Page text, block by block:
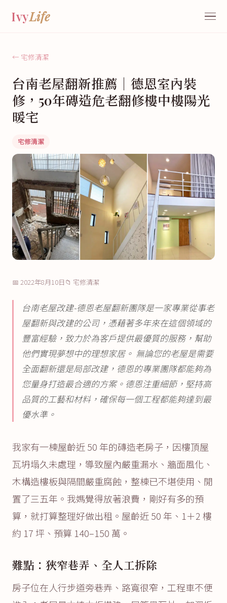
IvyLife
← 宅修清潔
台南老屋翻新推薦｜德恩室內裝
修，50年磚造危老翻修樓中樓陽光
暖宅
宅修清潔
📅 2022年8月10日 📁 宅修清潔
台南老屋改建-德恩老屋翻新團隊是一家專業從事老
屋翻新與改建的公司，憑藉著多年來在這個領域的
豐富經驗，致力於為客戶提供最優質的服務，幫助
他們實現夢想中的理想家居。 無論您的老屋是需要
全面翻新還是局部改建，德恩的專業團隊都能夠為
您量身打造最合適的方案。德恩注重細節，堅持高
品質的工藝和材料，確保每一個工程都能夠達到最
優水準。
我家有一棟屋齡近 50 年的磚造老房子，因樓頂屋
瓦坍塌久未處理，導致屋內嚴重漏水、牆面風化、
木構造樓板與隔間嚴重腐蝕，整棟已不堪使用、閒
置了三五年。我媽覺得放著浪費，剛好有多的預
算，就打算整理好做出租。屋齡近 50 年、1＋2 樓
約 17 坪、預算 140–150 萬。
難點：狹窄巷弄、全人工拆除
房子位在人行步道旁巷弄、路寬很窄，工程車不便